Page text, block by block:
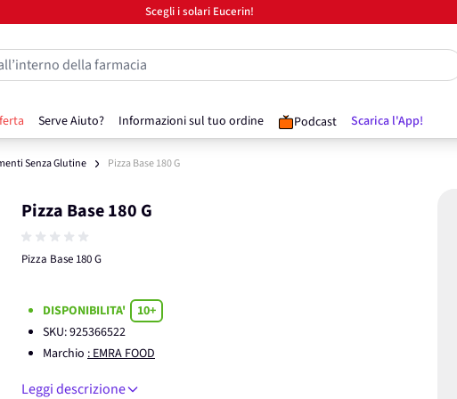
Scegli i solari Eucerin!
Serve Aiuto? Informazioni sul tuo ordine Podcast Scarica l'App!
della farmacia
Senza Glutine Pizza Base 180 G
Pizza Base 180 G
Pizza Base 180 G
DISPONIBILITA'
10+
SKU:925366522
Marchio : EMRA FOOD
Leggi descrizione